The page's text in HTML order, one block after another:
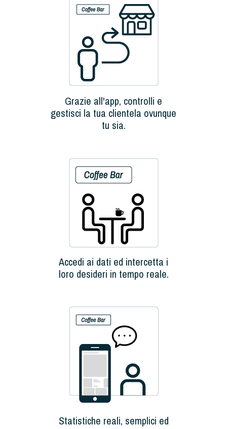
Grazie all'app, controlli e
gestisci la tua clientela ovunque
tu sia.
Accedi ai dati ed intercetta i
loro desideri in tempo reale.
Statistiche reali, semplici ed